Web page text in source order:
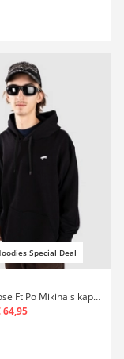
Special Deal
Salton Loose Ft Po Mikina s kapucí
64,95